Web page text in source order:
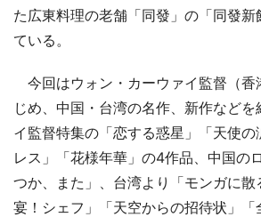
た広東料理の老舗「同發」の「同發
ている。
今回はウォン・カーウァイ監督（香
じめ、中国・台湾の名作、新作など
イ監督特集の「恋する惑星」「天使の
レス」「花様年華」の4作品、中国の
つか、また」、台湾より「モンガに
宴！シェフ」「天空からの招待状」「